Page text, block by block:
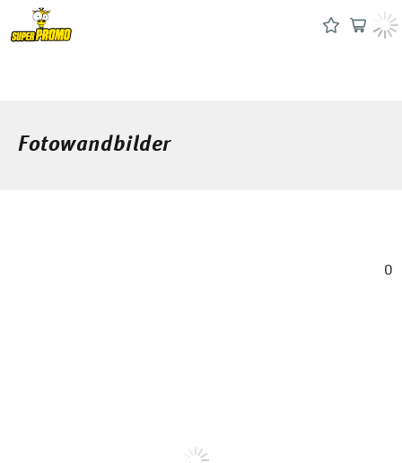
Fotowandbilder
0